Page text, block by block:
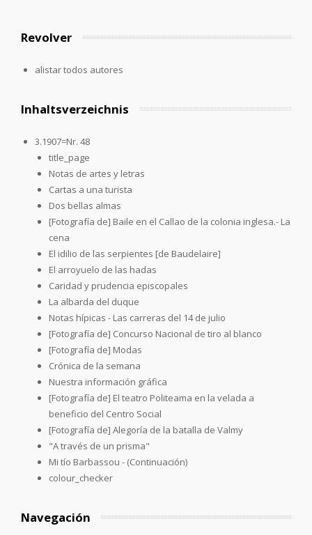
Revolver
alistar todos autores
Inhaltsverzeichnis
3.1907=Nr. 48
title_page
Notas de artes y letras
Cartas a una turista
Dos bellas almas
[Fotografía de] Baile en el Callao de la colonia inglesa.- La
cena
El idilio de las serpientes [de Baudelaire]
El arroyuelo de las hadas
Caridad y prudencia episcopales
La albarda del duque
Notas hípicas - Las carreras del 14 de julio
[Fotografía de] Concurso Nacional de tiro al blanco
[Fotografía de] Modas
Crónica de la semana
Nuestra información gráfica
[Fotografía de] El teatro Politeama en la velada a
beneficio del Centro Social
[Fotografía de] Alegoría de la batalla de Valmy
"A través de un prisma"
Mi tío Barbassou - (Continuación)
colour_checker
Navegación